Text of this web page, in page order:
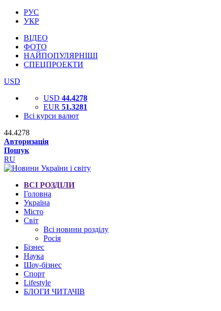
РУС
УКР
ВІДЕО
ФОТО
НАЙПОПУЛЯРНІШІ
СПЕЦПРОЕКТИ
USD
USD 44.4278
EUR 51.3281
Всі курси валют
44.4278
Авторизація
Пошук
RU
ВСІ РОЗДІЛИ
Головна
Україна
Місто
Світ
Всі новини розділу
Росія
Бізнес
Наука
Шоу-бізнес
Спорт
Lifestyle
БЛОГИ ЧИТАЧІВ